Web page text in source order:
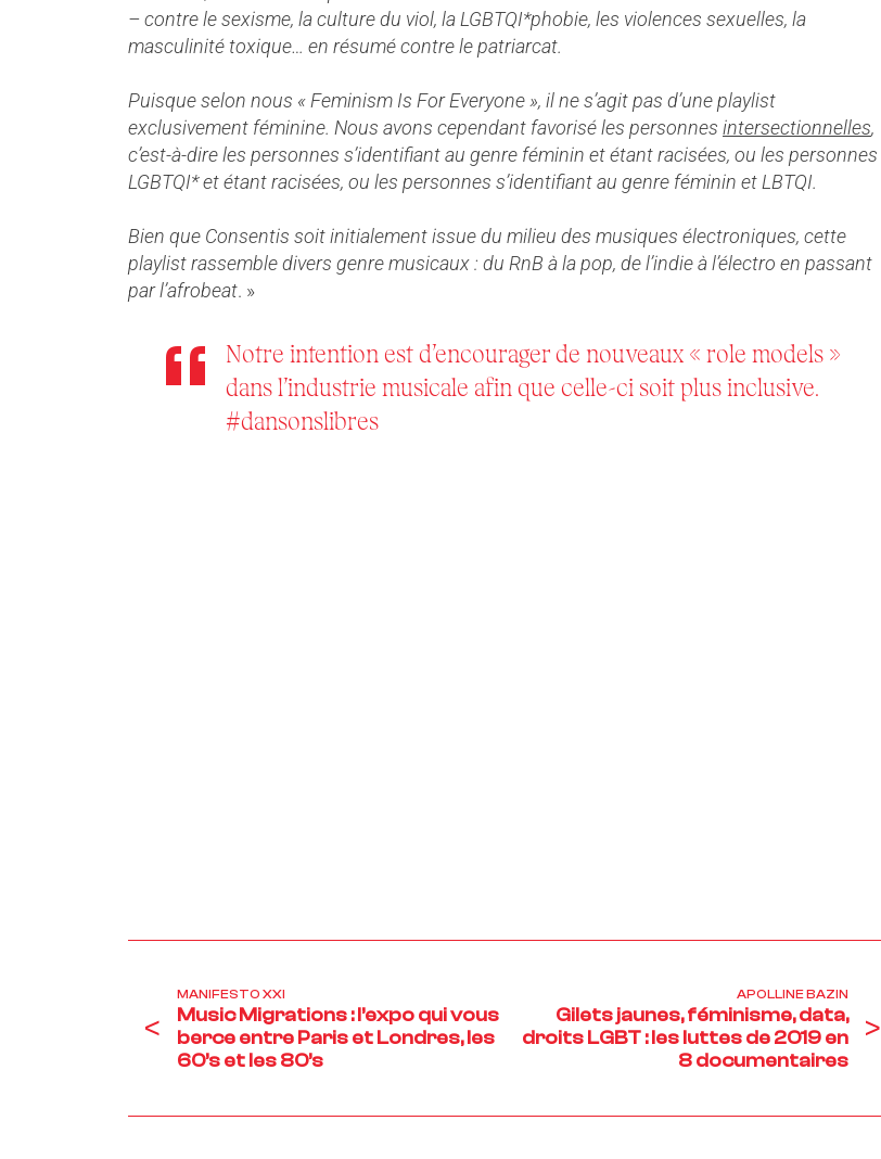
– contre le sexisme, la culture du viol, la LGBTQI*phobie, les violences sexuelles, la
masculinité toxique… en résumé contre le patriarcat.
Puisque selon nous « Feminism Is For Everyone », il ne s’agit pas d’une playlist
exclusivement féminine. Nous avons cependant favorisé les personnes intersectionnelles,
c’est-à-dire les personnes s’identifiant au genre féminin et étant racisées, ou les personnes
LGBTQI* et étant racisées, ou les personnes s’identifiant au genre féminin et LBTQI.
Bien que Consentis soit initialement issue du milieu des musiques électroniques, cette
playlist rassemble divers genre musicaux : du RnB à la pop, de l’indie à l’électro en passant
par l’afrobeat. »
Notre intention est d’encourager de nouveaux « role models »
dans l’industrie musicale afin que celle-ci soit plus inclusive.
#dansonslibres
<
MANIFESTO XXI
Music Migrations : l’expo qui vous
berce entre Paris et Londres, les
60’s et les 80’s
APOLLINE BAZIN
Gilets jaunes, féminisme, data,
droits LGBT : les luttes de 2019 en
8 documentaires
>